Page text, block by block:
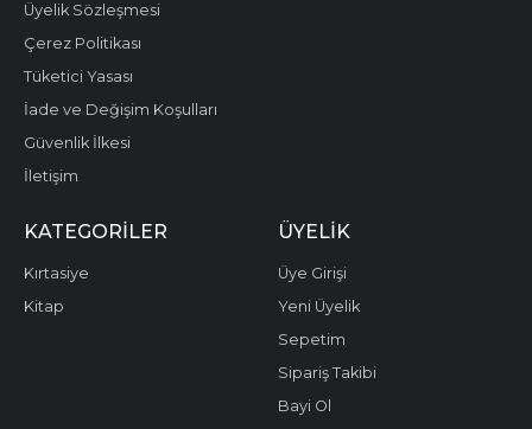
Üyelik Sözleşmesi
Çerez Politikası
Tüketici Yasası
İade ve Değişim Koşulları
Güvenlik İlkesi
İletişim
KATEGORILER
Kırtasiye
Kitap
ÜYELIK
Üye Girişi
Yeni Üyelik
Sepetim
Sipariş Takibi
Bayi Ol